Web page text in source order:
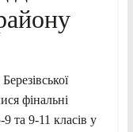
фінальні
та 9-11 класів у